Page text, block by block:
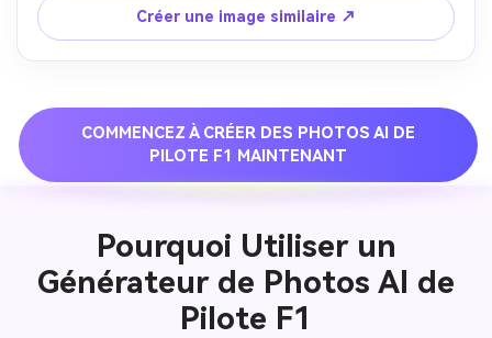
sports mécaniques ultra réaliste, préserver le visage
original.
Créer une image similaire ↗
COMMENCEZ À CRÉER DES PHOTOS AI DE
PILOTE F1 MAINTENANT
Pourquoi Utiliser un
Générateur de Photos AI de
Pilote F1